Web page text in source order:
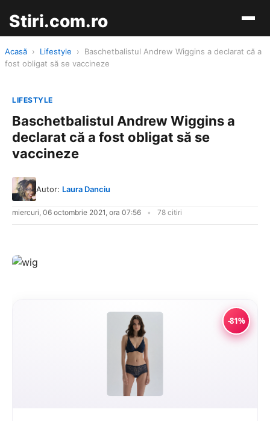
Stiri.com.ro
Acasă › Lifestyle ›
Baschetbalistul Andrew Wiggins a declarat că a
fost obligat să se vaccineze
LIFESTYLE
Baschetbalistul Andrew Wiggins a
declarat că a fost obligat să se
vaccineze
Autor: Laura Danciu
miercuri, 06 octombrie 2021, ora 07:56 78 citiri
-81%